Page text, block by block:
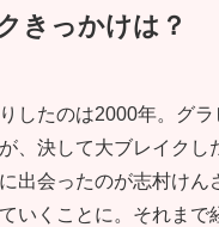
きっかけは？
したのは2000年。グ
、決して大ブレイク
出会ったのが志村け
いくことに。それま